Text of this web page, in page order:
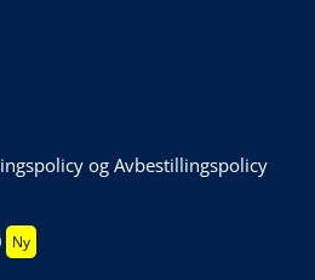
og Avbestillingspolicy
Ny